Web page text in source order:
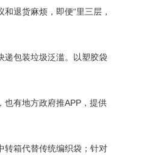
退货麻烦，即便“里三层，
包装垃圾泛滥。以塑胶袋
有地方政府推APP，提供
箱代替传统编织袋；针对